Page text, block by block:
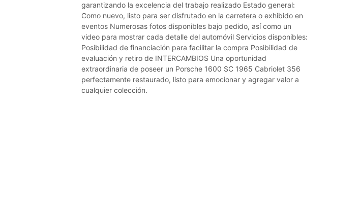
garantizando la excelencia del trabajo realizado Estado general:
Como nuevo, listo para ser disfrutado en la carretera o exhibido en
eventos Numerosas fotos disponibles bajo pedido, así como un
video para mostrar cada detalle del automóvil Servicios disponibles:
Posibilidad de financiación para facilitar la compra Posibilidad de
evaluación y retiro de INTERCAMBIOS Una oportunidad
extraordinaria de poseer un Porsche 1600 SC 1965 Cabriolet 356
perfectamente restaurado, listo para emocionar y agregar valor a
cualquier colección.